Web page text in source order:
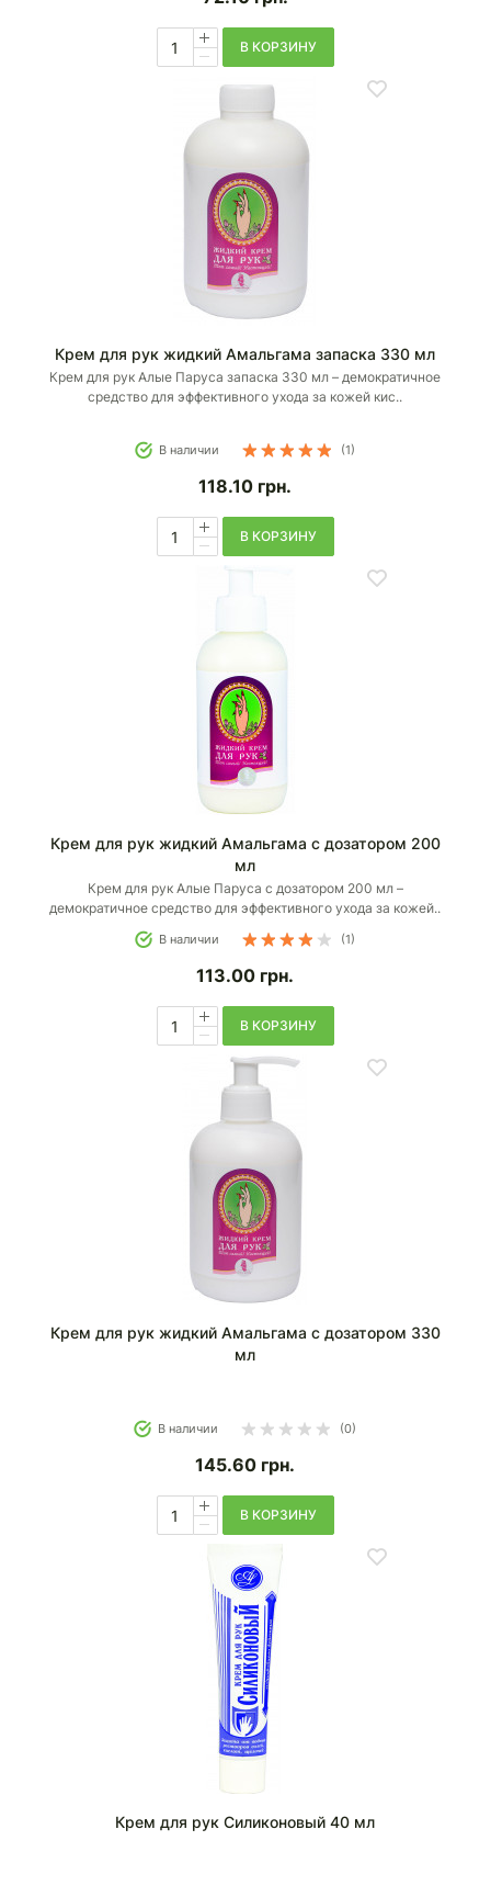
В КОРЗИНУ
Крем для рук жидкий Амальгама запаска 330 мл
Крем для рук Алые Паруса запаска 330 мл – демократичное
средство для эффективного ухода за кожей кис..
В наличии (1)
118.10 грн.
В КОРЗИНУ
Крем для рук жидкий Амальгама с дозатором 200
мл
Крем для рук Алые Паруса с дозатором 200 мл –
демократичное средство для эффективного ухода за кожей..
В наличии (1)
113.00 грн.
В КОРЗИНУ
Крем для рук жидкий Амальгама с дозатором 330
мл
В наличии (0)
145.60 грн.
В КОРЗИНУ
Крем для рук Силиконовый 40 мл